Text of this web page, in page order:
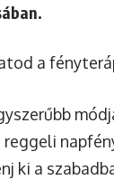
a
ki a